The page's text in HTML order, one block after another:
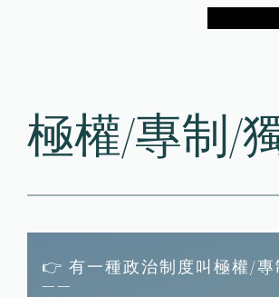
極權/專制/
👉 有一種政治制度叫極權/
——